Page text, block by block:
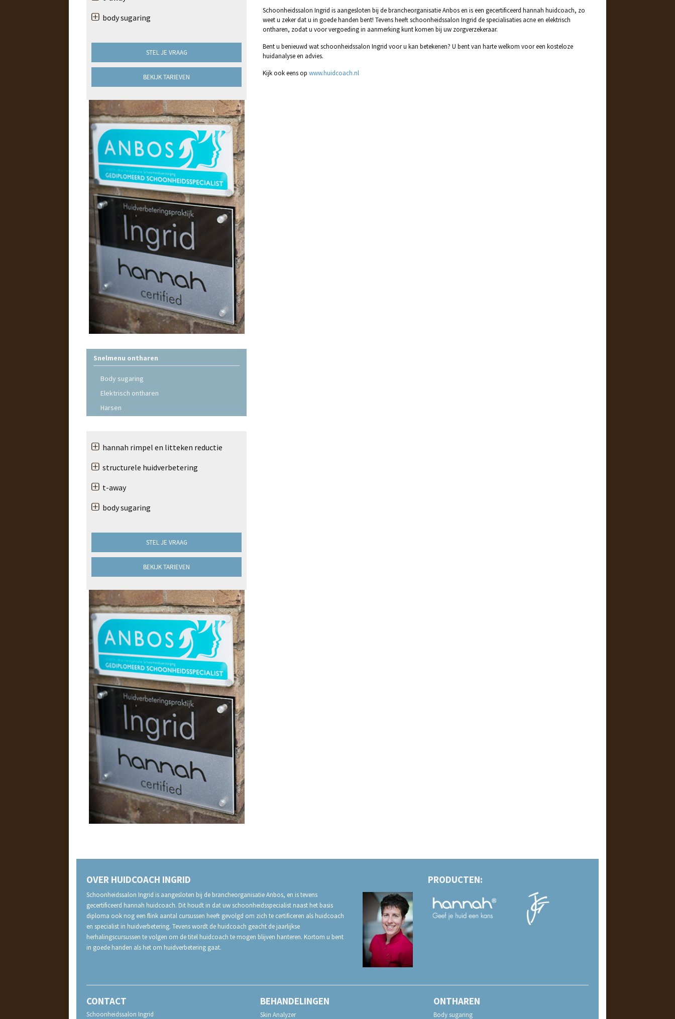
Schoonheidssalon Ingrid is aangesloten bij de brancheorganisatie Anbos en is een gecertificeerd hannah huidcoach, zo
weet u zeker dat u in goede handen bent! Tevens heeft schoonheidssalon Ingrid de specialisaties acne en elektrisch
ontharen, zodat u voor vergoeding in aanmerking kunt komen bij uw zorgverzekeraar.
Bent u benieuwd wat schoonheidssalon Ingrid voor u kan betekenen? U bent van harte welkom voor een kosteloze
huidanalyse en advies.
Kijk ook eens opwww.huidcoach.nl
body sugaring
STEL JE VRAAG
BEKIJK TARIEVEN
Snelmenu ontharen
Body sugaring
Elektrisch ontharen
Harsen
hannah rimpel en litteken reductie
structurele huidverbetering
t-away
body sugaring
STEL JE VRAAG
BEKIJK TARIEVEN
OVER HUIDCOACH INGRID
Schoonheidssalon Ingrid is aangesloten bij de brancheorganisatie Anbos, en is tevens
gecertificeerd hannah huidcoach. Dit houdt in dat uw schoonheidsspecialist naast het basis
diploma ook nog een flink aantal cursussen heeft gevolgd om zich te certificeren als huidcoach
en specialist in huidverbetering. Tevens wordt de huidcoach geacht de jaarlijkse
herhalingscursussen te volgen om de titel huidcoach te mogen blijven hanteren. Kortom u bent
in goede handen als het om huidverbetering gaat.
PRODUCTEN:
CONTACT
Schoonheidssalon Ingrid
BEHANDELINGEN
Skin Analyzer
ONTHAREN
Body sugaring